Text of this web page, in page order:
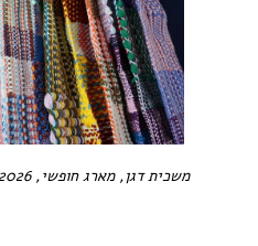
משכית דגן, מארג חופשי, 2026 צילום: באדיבות המשפחה